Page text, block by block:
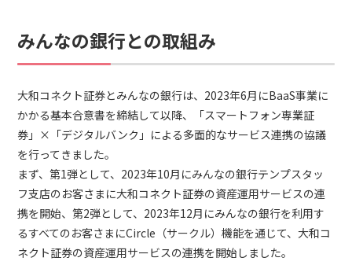
みんなの銀行との取組み
大和コネクト証券とみんなの銀行は、2023年6月にBaaS事業に
かかる基本合意書を締結して以降、「スマートフォン専業証
券」×「デジタルバンク」による多面的なサービス連携の協議
を行ってきました。
まず、第1弾として、2023年10月にみんなの銀行テンプスタッ
フ支店のお客さまに大和コネクト証券の資産運用サービスの連
携を開始、第2弾として、2023年12月にみんなの銀行を利用す
るすべてのお客さまにCircle（サークル）機能を通じて、大和コ
ネクト証券の資産運用サービスの連携を開始しました。